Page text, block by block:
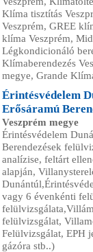
Klíma tisztítás
Veszprém, GREE
klíma Veszprém,
Légkondicionáló
Klímaberendezés
megye, Grande
Érintésvédelem
Erősáramú
Veszprém megye
Érintésvédelem
Berendezések
analízise, feltárt
alapján,
vagy 6 évenkénti
felülvizsgálat,
Felülvizsgálat, EPH
gázóra stb..)